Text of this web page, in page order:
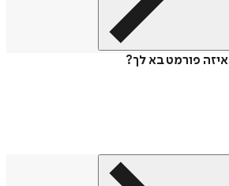
איזה פורמט בא לך?